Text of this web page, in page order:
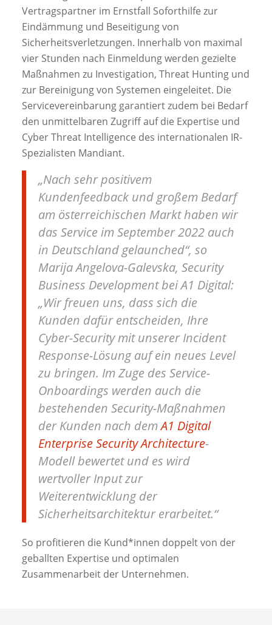
Vertragspartner im Ernstfall Soforthilfe zur
Eindämmung und Beseitigung von
Sicherheitsverletzungen. Innerhalb von maximal
vier Stunden nach Einmeldung werden gezielte
Maßnahmen zu Investigation, Threat Hunting und
zur Bereinigung von Systemen eingeleitet. Die
Servicevereinbarung garantiert zudem bei Bedarf
den unmittelbaren Zugriff auf die Expertise und
Cyber Threat Intelligence des internationalen IR-
Spezialisten Mandiant.
„Nach sehr positivem
Kundenfeedback und großem Bedarf
am österreichischen Markt haben wir
das Service im September 2022 auch
in Deutschland gelaunched“, so
Marija Angelova-Galevska, Security
Business Development bei A1 Digital:
„Wir freuen uns, dass sich die
Kunden dafür entscheiden, Ihre
Cyber-Security mit unserer Incident
Response-Lösung auf ein neues Level
zu bringen. Im Zuge des Service-
Onboardings werden auch die
bestehenden Security-Maßnahmen
der Kunden nach demA1 Digital
Enterprise Security Architecture-
Modell bewertet und es wird
wertvoller Input zur
Weiterentwicklung der
Sicherheitsarchitektur erarbeitet.“
So profitieren die Kund*innen doppelt von der
geballten Expertise und optimalen
Zusammenarbeit der Unternehmen.